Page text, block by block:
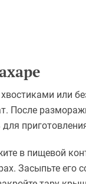
или
После
в пищевой
Засыпьте его